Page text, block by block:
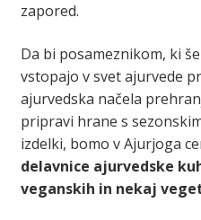
zapored.
Da bi posameznikom, ki
vstopajo v svet ajurvede
ajurvedska načela
pripravi hrane s
izdelki, bomo v Ajurjoga
delavnice ajurvedske
veganskih in nekaj